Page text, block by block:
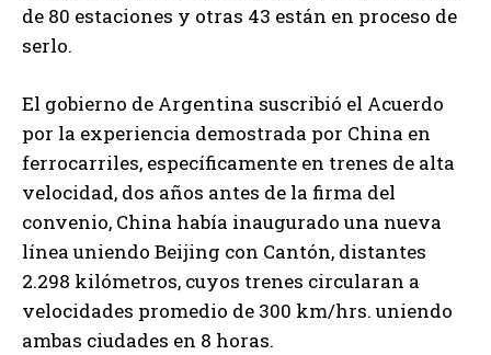
de 80 estaciones y otras 43 están en proceso de
serlo.
El gobierno de Argentina suscribió el Acuerdo
por la experiencia demostrada por China en
ferrocarriles, específicamente en trenes de alta
velocidad, dos años antes de la firma del
convenio, China había inaugurado una nueva
línea uniendo Beijing con Cantón, distantes
2.298 kilómetros, cuyos trenes circularan a
velocidades promedio de 300 km/hrs. uniendo
ambas ciudades en 8 horas.